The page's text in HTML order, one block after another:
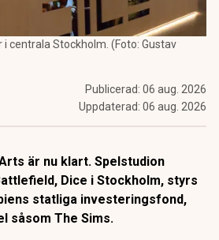
centrala Stockholm. (Foto: Gustav
Publicerad: 06 aug. 2026
Uppdaterad: 06 aug. 2026
är nu klart. Spelstudion
Dice i Stockholm, styrs
statliga investeringsfond,
såsom The Sims.